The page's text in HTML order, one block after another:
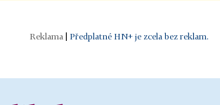
Předplatné HN+ je zcela bez reklam.